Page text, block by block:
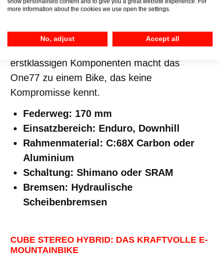
Stabilität und Kontrolle, selbst bei den
einem leichten (je nach Modell C:68X
Carbonrahmen oder Alurahmen) und
erstklassigen Komponenten macht das
One77 zu einem Bike, das keine
Kompromisse kennt.
Federweg: 170 mm
Einsatzbereich: Enduro, Downhill
Rahmenmaterial: C:68X Carbon oder
Aluminium
Schaltung: Shimano oder SRAM
Bremsen: Hydraulische
Scheibenbremsen
CUBE STEREO HYBRID: DAS KRAFTVOLLE E-
MOUNTAINBIKE
more information about the cookies we use open the settings.
No, adjust Accept all